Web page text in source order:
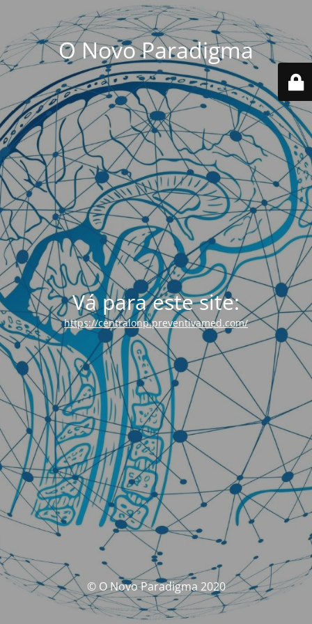
O Novo Paradigma
Vá para este site:
https://centralonp.preventivamed.com/
© O Novo Paradigma 2020